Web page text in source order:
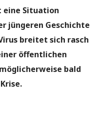
eine Situation
jüngeren Geschichte
breitet sich rasch
öffentlichen
bald